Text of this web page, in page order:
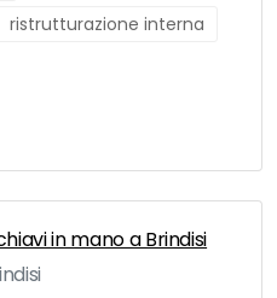
ristrutturazione interna
in mano a Brindisi